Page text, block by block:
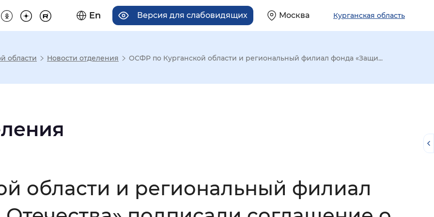
En Версия для слабовидящих Москва Курганская область
отображения
Увеличенный Большой
области Новости отделения ОСФР по Курганской области и региональный филиал фонда «Защи...
области и региональный филиал